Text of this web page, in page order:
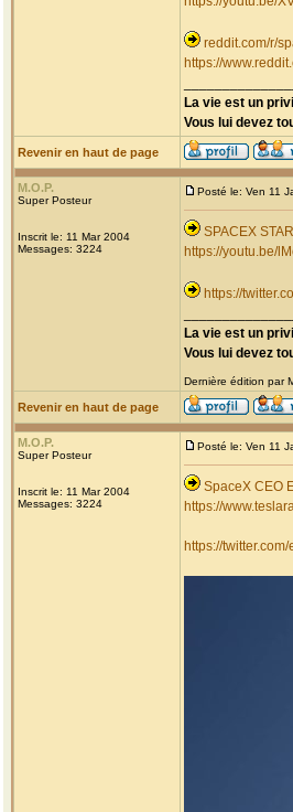
reddit.com/r/
https://
La vie est un
Vous lui devez
Revenir en haut de page
M.O.P.
Super Posteur
Inscrit le: 11 Mar 2004
Messages: 3224
Posté le: Ven 11
SPACEX
https://youtu.be/
https://
La vie est un
Vous lui devez
Dernière édition par
Revenir en haut de page
M.O.P.
Super Posteur
Inscrit le: 11 Mar 2004
Messages: 3224
Posté le: Ven 11
SpaceX CEO
https://
https://